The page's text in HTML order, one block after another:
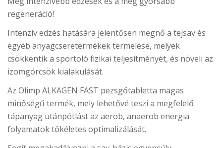
regeneráció!
Intenzív edzés hatására jelentősen megnő a tejsav és
egyéb anyagcseretermékek termelése, melyek
csökkentik a sportoló fizikai teljesítményét, és növeli az
izomgörcsök kialakulását.
Az Olimp ALKAGEN FAST pezsgőtabletta magas
minőségű termék, mely lehetővé teszi a megfelelő
tápanyag utánpótlást az aerob, anaerob energia
folyamatok tökéletes optimalizálását.